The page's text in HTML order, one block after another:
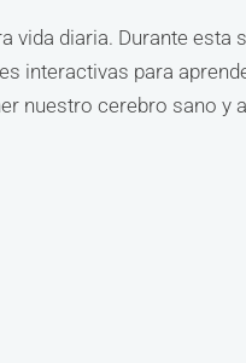
vida diaria. Durante esta
interactivas para
nuestro cerebro sano y